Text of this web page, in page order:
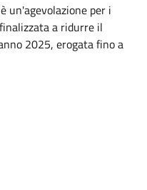
un'agevolazione per i
a ridurre il
2025, erogata fino a